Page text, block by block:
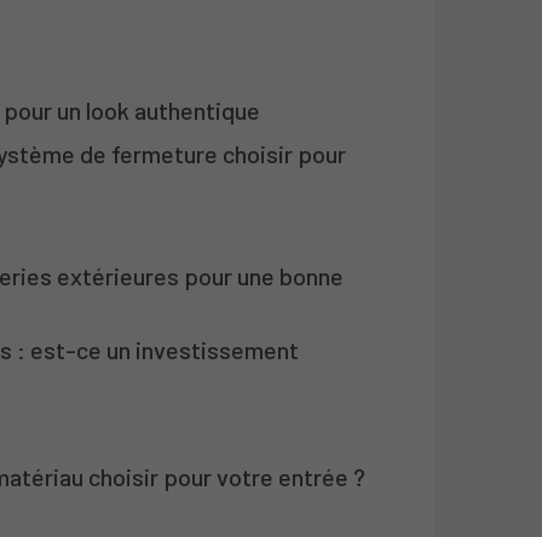
un look authentique
de fermeture choisir pour
extérieures pour une bonne
: est-ce un investissement
choisir pour votre entrée ?